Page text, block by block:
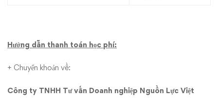
Hướng dẫn thanh toán học phí:
+ Chuyển khoản về:
Công ty TNHH Tư vấn Doanh nghiệp Nguồn Lực Việt